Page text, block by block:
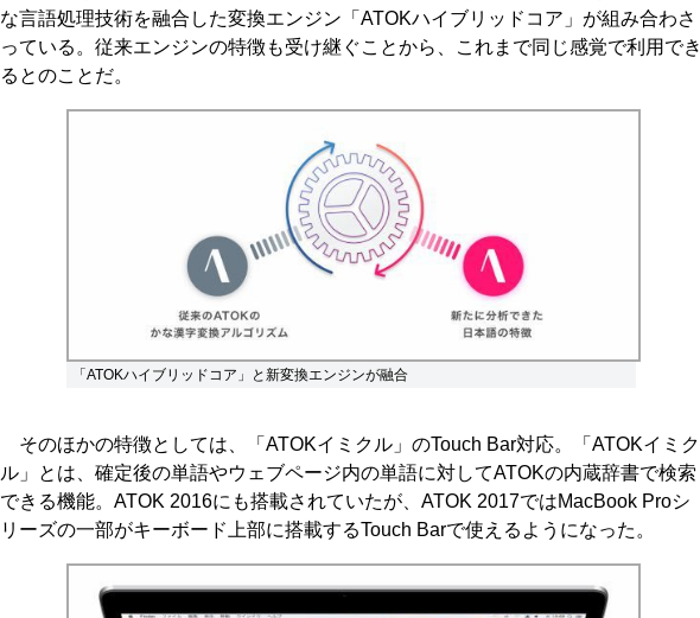
な言語処理技術を融合した変換エンジン「ATOKハイブリッドコア」が組み合わさ
っている。従来エンジンの特徴も受け継ぐことから、これまで同じ感覚で利用でき
るとのことだ。
「ATOKハイブリッドコア」と新変換エンジンが融合
そのほかの特徴としては、「ATOKイミクル」のTouch Bar対応。「ATOKイミク
ル」とは、確定後の単語やウェブページ内の単語に対してATOKの内蔵辞書で検索
できる機能。ATOK 2016にも搭載されていたが、ATOK 2017ではMacBook Proシ
リーズの一部がキーボード上部に搭載するTouch Barで使えるようになった。